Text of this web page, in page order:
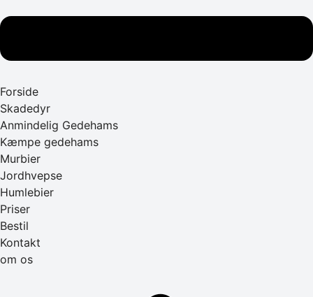
Forside
Skadedyr
Anmindelig Gedehams
Kæmpe gedehams
Murbier
Jordhvepse
Humlebier
Priser
Bestil
Kontakt
om os